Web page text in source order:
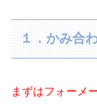
１．かみ合
まずはフォーメ